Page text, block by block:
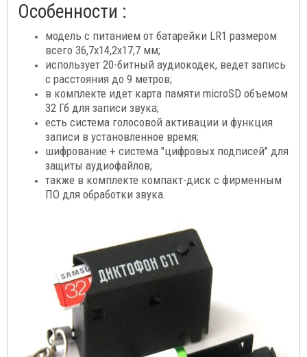
Особенности :
модель с питанием от батарейки LR1 размером
всего 36,7x14,2x17,7 мм;
использует 20-битный аудиокодек, ведет запись
с расстояния до 9 метров;
в комплекте идет карта памяти microSD объемом
32 Гб для записи звука;
есть система голосовой активации и функция
записи в установленное время;
шифрование + система "цифровых подписей" для
защиты аудиофайлов;
также в комплекте компакт-диск с фирменным
ПО для обработки звука.